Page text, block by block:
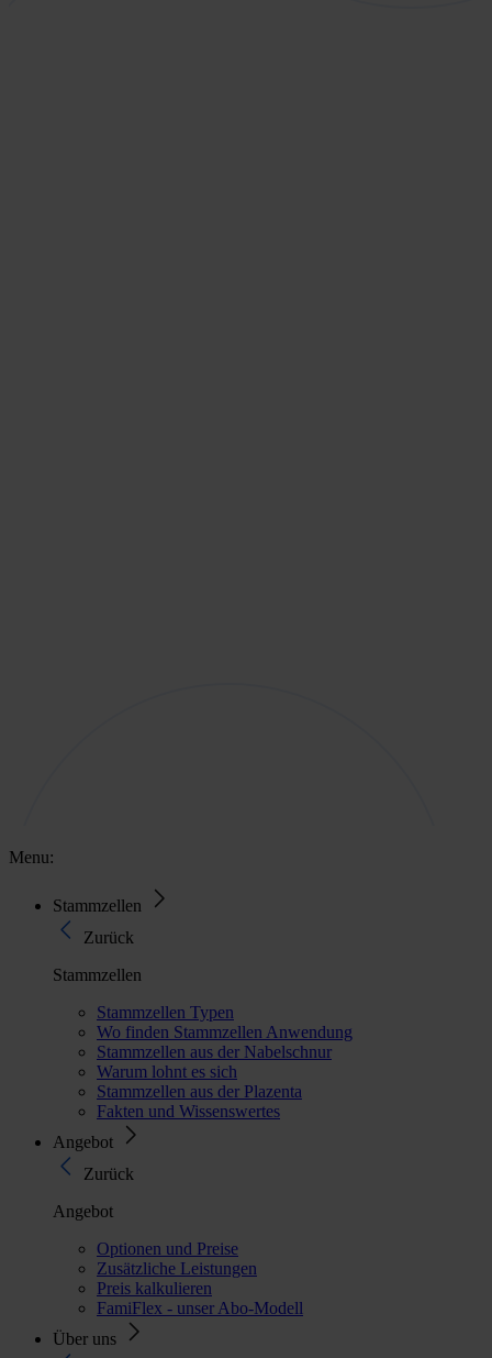
Menu:
Stammzellen
Zurück
Stammzellen
Stammzellen Typen
Wo finden Stammzellen Anwendung
Stammzellen aus der Nabelschnur
Warum lohnt es sich
Stammzellen aus der Plazenta
Fakten und Wissenswertes
Angebot
Zurück
Angebot
Optionen und Preise
Zusätzliche Leistungen
Preis kalkulieren
FamiFlex - unser Abo-Modell
Über uns